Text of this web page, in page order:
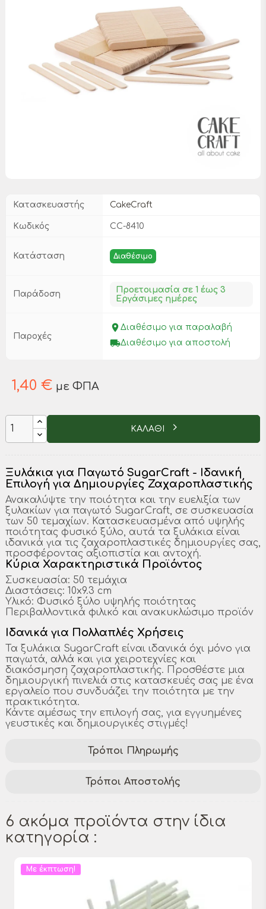
Κατασκευαστής CakeCraft
Κωδικός CC-8410
Κατάσταση Διαθέσιμο
Παράδοση
Προετοιμασία σε 1 έως 3
Εργάσιμες ημέρες
Παροχές
place Διαθέσιμο για παραλαβή
local_shippingΔιαθέσιμο για αποστολή
1,40 € με ΦΠΑ
ΚΑΛΑΘΙ
Ξυλάκια για Παγωτό SugarCraft - Ιδανική
Επιλογή για Δημιουργίες Ζαχαροπλαστικής
Ανακαλύψτε την ποιότητα και την ευελιξία των
ξυλακίων για παγωτό SugarCraft, σε συσκευασία
των 50 τεμαχίων. Κατασκευασμένα από υψηλής
ποιότητας φυσικό ξύλο, αυτά τα ξυλάκια είναι
ιδανικά για τις ζαχαροπλαστικές δημιουργίες σας,
προσφέροντας αξιοπιστία και αντοχή.
Κύρια Χαρακτηριστικά Προϊόντος
Συσκευασία: 50 τεμάχια
Διαστάσεις: 10x9.3 cm
Υλικό: Φυσικό ξύλο υψηλής ποιότητας
Περιβαλλοντικά φιλικό και ανακυκλώσιμο προϊόν
Ιδανικά για Πολλαπλές Χρήσεις
Τα ξυλάκια SugarCraft είναι ιδανικά όχι μόνο για
παγωτά, αλλά και για χειροτεχνίες και
διακόσμηση ζαχαροπλαστικής. Προσθέστε μια
δημιουργική πινελιά στις κατασκευές σας με ένα
εργαλείο που συνδυάζει την ποιότητα με την
πρακτικότητα.
Κάντε αμέσως την επιλογή σας, για εγγυημένες
γευστικές και δημιουργικές στιγμές!
Τρόποι Πληρωμής
Τρόποι Αποστολής
6 ακόμα προϊόντα στην ίδια
κατηγορία :
Με έκπτωση!